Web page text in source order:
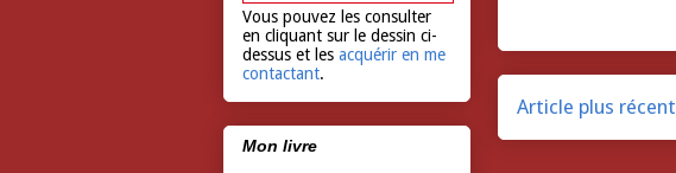
Article plus récent
Vous pouvez les consulter
en cliquant sur le dessin ci-
dessus et les acquérir en me
contactant.
Mon livre